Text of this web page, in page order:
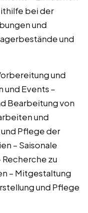
bei der
und
und
und
und Events –
Bearbeitung von
und
Pflege der
– Saisonale
zu
– Mitgestaltung
und Pflege